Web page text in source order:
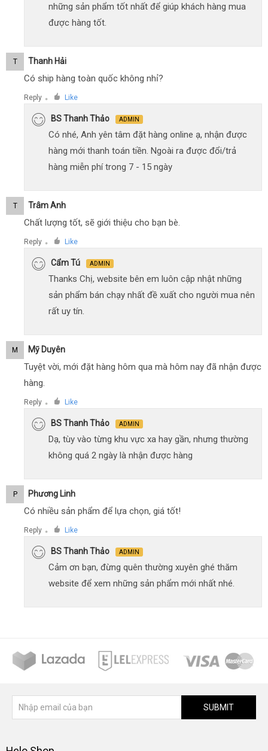
những sản phẩm tốt nhất để giúp khách hàng mua
được hàng tốt.
T Thanh Hải
Có ship hàng toàn quốc không nhỉ?
Reply ● Like
BS Thanh Thảo ADMIN
Có nhé, Anh yên tâm đặt hàng online ạ, nhận được
hàng mới thanh toán tiền. Ngoài ra được đổi/trả
hàng miễn phí trong 7 - 15 ngày
T Trâm Anh
Chất lượng tốt, sẽ giới thiệu cho bạn bè.
Reply ● Like
Cẩm Tú ADMIN
Thanks Chị, website bên em luôn cập nhật những
sản phẩm bán chạy nhất đề xuất cho người mua nên
rất uy tín.
M Mỹ Duyên
Tuyệt vời, mới đặt hàng hôm qua mà hôm nay đã nhận được
hàng.
Reply ● Like
BS Thanh Thảo ADMIN
Dạ, tùy vào từng khu vực xa hay gần, nhưng thường
không quá 2 ngày là nhận được hàng
P Phương Linh
Có nhiều sản phẩm để lựa chọn, giá tốt!
Reply ● Like
BS Thanh Thảo ADMIN
Cảm ơn bạn, đừng quên thường xuyên ghé thăm
website để xem những sản phẩm mới nhất nhé.
SUBMIT